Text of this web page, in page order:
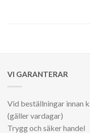
VI GARANTERAR
Vid beställningar innan
(gäller vardagar)
Trygg och säker handel